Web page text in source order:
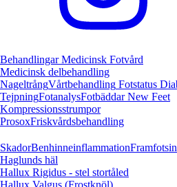
BehandlingarMedicinsk Fotvård
Medicinsk delbehandling
NageltrångVårtbehandling Fotstatus
TejpningFotanalysFotbäddarNew Feet
Kompressionsstrumpor
ProsoxFriskvårdsbehandling
SkadorBenhinneinflammation
Haglunds häl
Hallux Rigidus - stel stortåled
Hallux Valgus (Frostknöl)